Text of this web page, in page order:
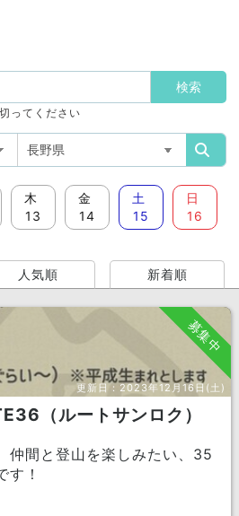
ってください
木
13
金
14
土
15
日
16
人気順 新着順
募集中
更新日： 2023年12月16日(土)
（ルートサンロク）
仲間と登山を楽しみたい、35
す！